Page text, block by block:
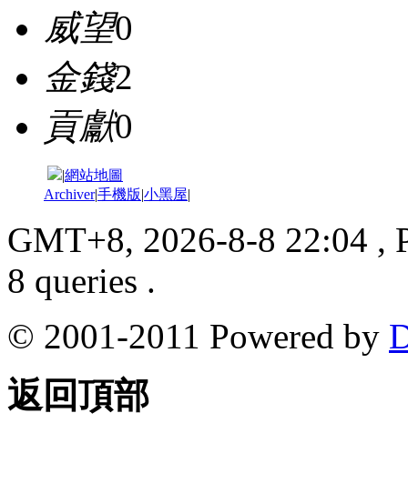
威望0
金錢2
貢獻0
|網站地圖
Archiver|手機版|小黑屋|
GMT+8, 2026-8-8 22:04 ,
8 queries .
© 2001-2011 Powered by
返回頂部